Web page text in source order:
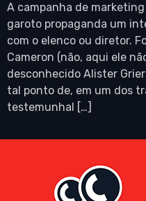
A campanha de
garoto propaganda um
com o elenco ou diretor.
Cameron (não, aqui ele
desconhecido Alister
tal ponto de, em um dos
testemunhal […]